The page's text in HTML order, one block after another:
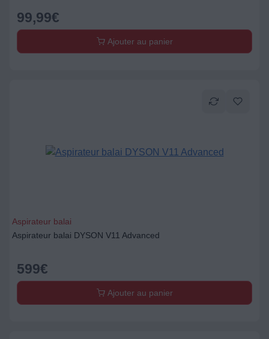
99,99€
Ajouter au panier
Aspirateur balai
Aspirateur balai DYSON V11 Advanced
599€
Ajouter au panier